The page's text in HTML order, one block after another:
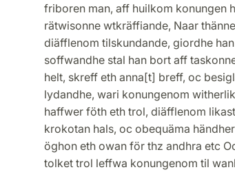
friboren man, aff huilkom konungen
rätwisonne wtkräffiande, Naar
diäfflenom tilskundande, giordhe
soffwandhe stal han bort aff
helt, skreff eth anna[t] breff, oc
lydandhe, wari konungenom
haffwer föth eth trol, diäfflenom
krokotan hals, oc obequäma
öghon eth owan för thz andhra etc
tolket trol leffwa konungenom til